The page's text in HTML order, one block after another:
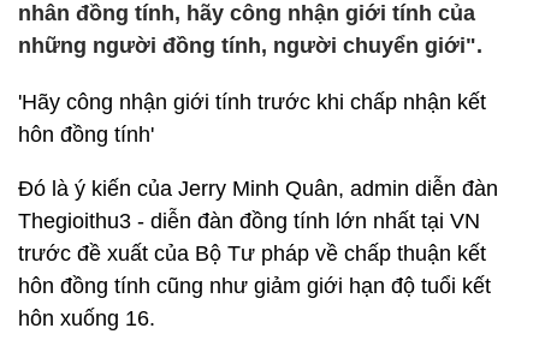
nhân đồng tính, hãy công nhận giới tính của
những người đồng tính, người chuyển giới".
'Hãy công nhận giới tính trước khi chấp nhận kết
hôn đồng tính'
Đó là ý kiến của Jerry Minh Quân, admin diễn đàn
Thegioithu3 - diễn đàn đồng tính lớn nhất tại VN
trước đề xuất của Bộ Tư pháp về chấp thuận kết
hôn đồng tính cũng như giảm giới hạn độ tuổi kết
hôn xuống 16.